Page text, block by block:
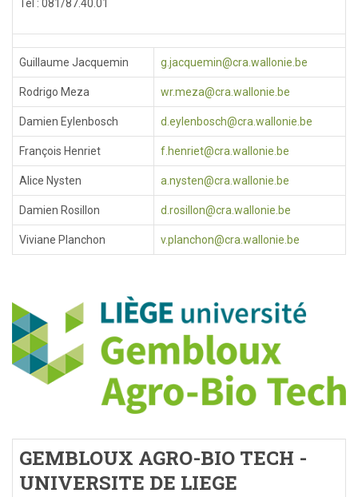
Tél : 081/87.40.01
Guillaume Jacquemin g.jacquemin@cra.wallonie.be
Rodrigo Meza wr.meza@cra.wallonie.be
Damien Eylenbosch d.eylenbosch@cra.wallonie.be
François Henriet f.henriet@cra.wallonie.be
Alice Nysten a.nysten@cra.wallonie.be
Damien Rosillon d.rosillon@cra.wallonie.be
Viviane Planchon v.planchon@cra.wallonie.be
GEMBLOUX AGRO-BIO TECH -
UNIVERSITE DE LIEGE